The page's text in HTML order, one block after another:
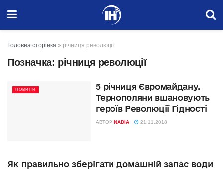
Головна сторінка » річниця революції
Позначка: річниця революції
НОВИНИ
5 річниця Євромайдану.
Тернополяни вшановують
героїв Революції Гідності
АВТОР NADIA 21.11.2018
Як правильно зберігати домашній запас води